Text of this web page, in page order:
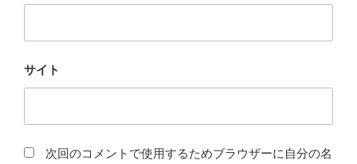
サイト
次回のコメントで使用するためブラウザーに自分の名